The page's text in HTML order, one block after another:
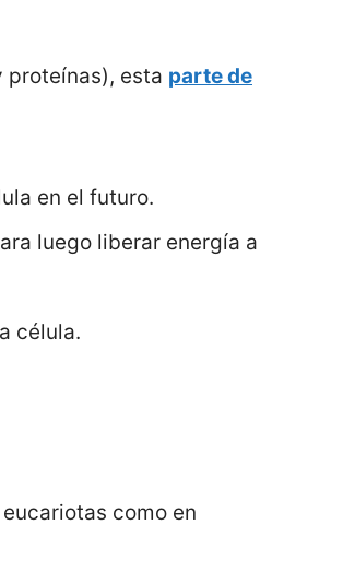
proteínas), esta parte de
en el futuro.
luego liberar energía a
célula.
como en